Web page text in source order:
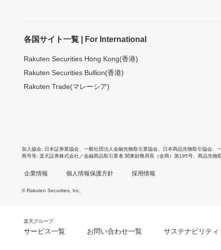
各国サイト一覧 | For International
Rakuten Securities Hong Kong(香港)
Rakuten Securities Bullion(香港)
Rakuten Trade(マレーシア)
加入協会 日本証券業協会 一般社団法人金融先物取引業協会 日本商品先物取引協会
商号等 楽天証券株式会社／金融商品取引業者 関東財務局長（金商）第195号、商品先物
企業情報 個人情報保護方針 採用情報
© Rakuten Securities, Inc.
楽天グループ
サービス一覧 お問い合わせ一覧 サステナビリティ